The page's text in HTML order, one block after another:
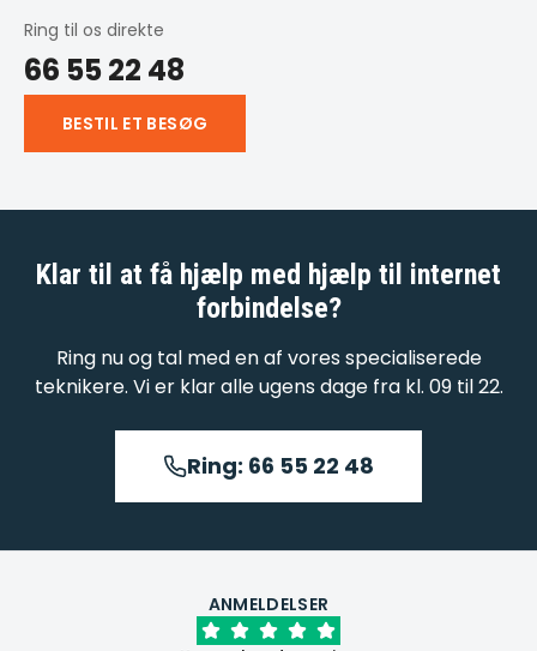
Ring til os direkte
66 55 22 48
BESTIL ET BESØG
Klar til at få hjælp med hjælp til internet
forbindelse?
Ring nu og tal med en af vores specialiserede
teknikere. Vi er klar alle ugens dage fra kl. 09 til 22.
Ring: 66 55 22 48
ANMELDELSER